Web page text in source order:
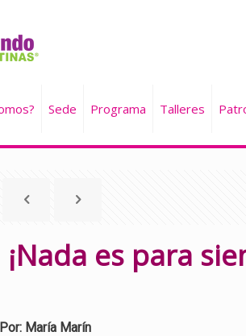
Sede Programa Talleres
¡Nada es para
Por: María Marín